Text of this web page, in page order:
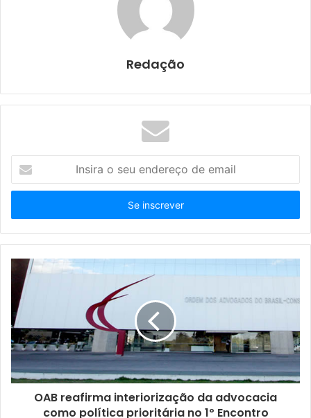
Redação
s
r
a
n
d
e
r
e
OAB reafirma interiorização da advocacia
como política prioritária no 1º Encontro